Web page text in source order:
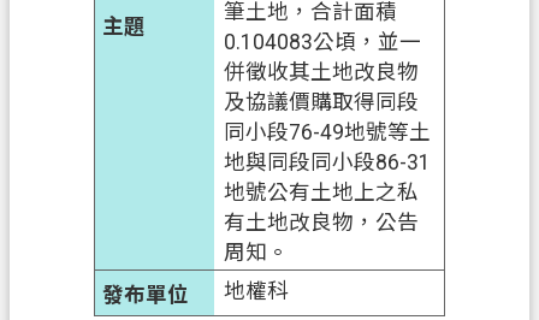
筆土地，合計面積
0.104083公頃，並一
併徵收其土地改良物
及協議價購取得同段
同小段76-49地號等土
地與同段同小段86-31
地號公有土地上之私
有土地改良物，公告
周知。
地權科